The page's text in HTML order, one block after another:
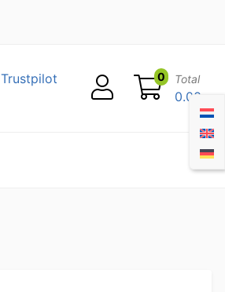
Trustpilot 0 Total
0.00